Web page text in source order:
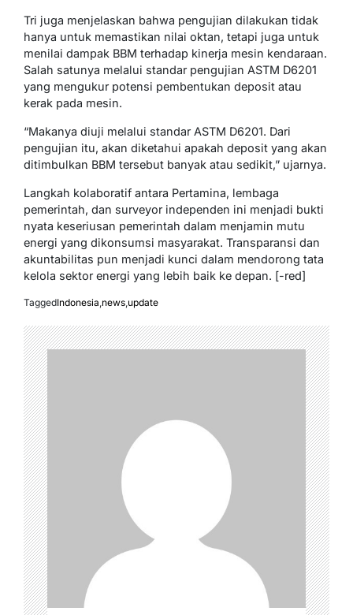
Tri juga menjelaskan bahwa pengujian dilakukan tidak
hanya untuk memastikan nilai oktan, tetapi juga untuk
menilai dampak BBM terhadap kinerja mesin kendaraan.
Salah satunya melalui standar pengujian ASTM D6201
yang mengukur potensi pembentukan deposit atau
kerak pada mesin.
“Makanya diuji melalui standar ASTM D6201. Dari
pengujian itu, akan diketahui apakah deposit yang akan
ditimbulkan BBM tersebut banyak atau sedikit,” ujarnya.
Langkah kolaboratif antara Pertamina, lembaga
pemerintah, dan surveyor independen ini menjadi bukti
nyata keseriusan pemerintah dalam menjamin mutu
energi yang dikonsumsi masyarakat. Transparansi dan
akuntabilitas pun menjadi kunci dalam mendorong tata
kelola sektor energi yang lebih baik ke depan. [-red]
TaggedIndonesia,news,update